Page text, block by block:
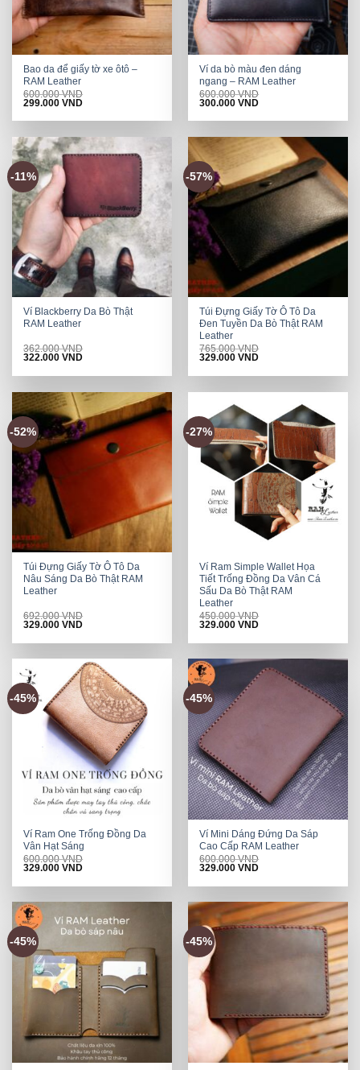
Bao da để giấy tờ xe ôtô –
RAM Leather
600.000VND
Original
was:
299.000VNDCurrent
is:
Ví da bò màu đen dáng
ngang – RAM Leather
600.000VND
Original
was:
300.000VNDCurrent
is:
-11%
Ví Blackberry Da Bò Thật
RAM Leather
362.000VND
Original
was:
322.000VNDCurrent
is:
-57%
Túi Đựng Giấy Tờ Ô Tô Da
Đen Tuyền Da Bò Thật RAM
Leather
765.000VND
Original
was:
329.000VNDCurrent
is:
-52%
Túi Đựng Giấy Tờ Ô Tô Da
Nâu Sáng Da Bò Thật RAM
Leather
692.000VND
Original
was:
329.000VNDCurrent
is:
-27%
Ví Ram Simple Wallet Họa
Tiết Trống Đồng Da Vân Cá
Sấu Da Bò Thật RAM
Leather
450.000VND
Original
was:
329.000VNDCurrent
is:
-45%
Ví Ram One Trống Đồng Da
Vân Hạt Sáng
600.000VND
Original
was:
329.000VNDCurrent
is:
-45%
Ví Mini Dáng Đứng Da Sáp
Cao Cấp RAM Leather
600.000VND
Original
was:
329.000VNDCurrent
is:
-45% -45%